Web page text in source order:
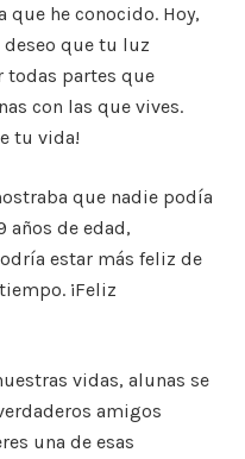
que he conocido. Hoy,
que tu luz
todas partes que
con las que vives.
tu vida!
que nadie podía
años de edad,
estar más feliz de
¡Feliz
vidas, alunas se
amigos
una de esas